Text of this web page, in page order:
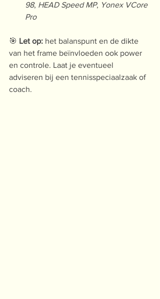
98, HEAD Speed MP, Yonex VCore
Pro
🎯 Let op: het balanspunt en de dikte
van het frame beïnvloeden ook power
en controle. Laat je eventueel
adviseren bij een tennisspeciaalzaak of
coach.